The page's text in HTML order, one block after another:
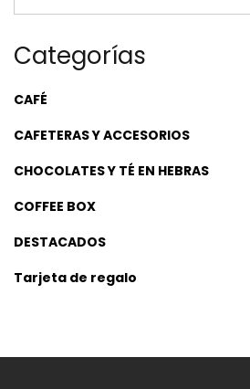
Categorías
CAFÉ
CAFETERAS Y ACCESORIOS
CHOCOLATES Y TÉ EN HEBRAS
COFFEE BOX
DESTACADOS
Tarjeta de regalo